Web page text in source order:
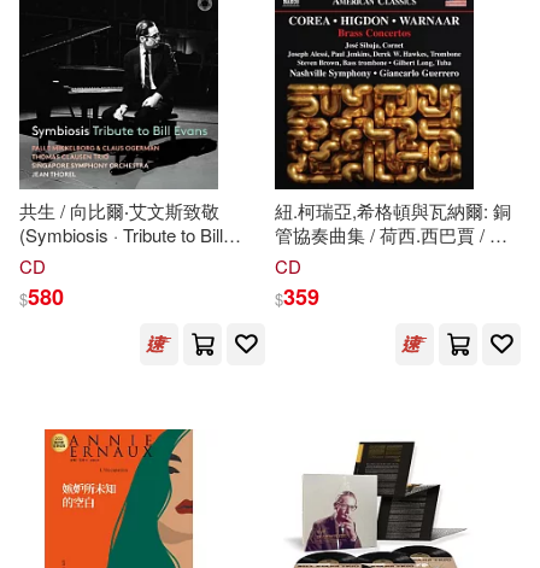
共生 / 向比爾‧艾文斯致敬
(Symbiosis · Tribute to Bill
Evans)
CD
$580
紐.柯瑞亞,希格頓與瓦納爾: 銅
管協奏曲集 / 荷西.西巴賈 / 約
瑟夫.艾莉西 / 保羅.詹金斯 / 德
吉爾伯特.朗 / 納許維爾交響樂
團 / 吉安卡洛.格雷羅
(New.Corea, Higdon &
Hawkes, Steven Brown /
Gilbert Long / Giancarlo
Guerrero / Nashville
Symphony)
CD
$359